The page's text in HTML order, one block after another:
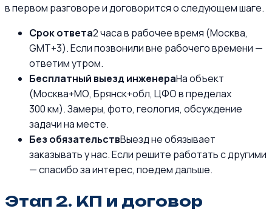
в первом разговоре и договорится о следующем шаге.
Срок ответа2 часа в рабочее время (Москва,
GMT+3). Если позвонили вне рабочего времени —
ответим утром.
Бесплатный выезд инженераНа объект
(Москва+МО, Брянск+обл, ЦФО в пределах
300 км). Замеры, фото, геология, обсуждение
задачи на месте.
Без обязательствВыезд не обязывает
заказывать у нас. Если решите работать с другими
— спасибо за интерес, поедем дальше.
Этап 2. КП и договор